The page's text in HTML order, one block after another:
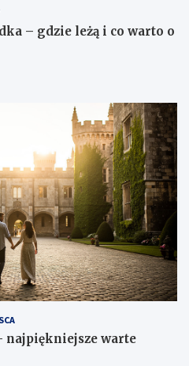
– gdzie leżą i co warto o
najpiękniejsze warte